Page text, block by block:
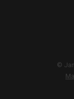
©